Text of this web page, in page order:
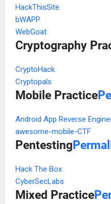
HackThisSite
bWAPP
WebGoat
Cryptography
CryptoHack
Cryptopals
Mobile Practice
Android App Reverse
awesome-mobile-CTF
Pentesting
Hack The Box
CyberSecLabs
Mixed Practice